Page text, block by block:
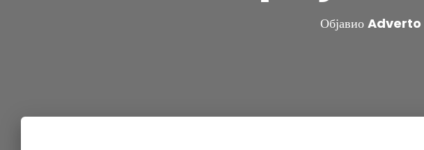
Објавио Adverto